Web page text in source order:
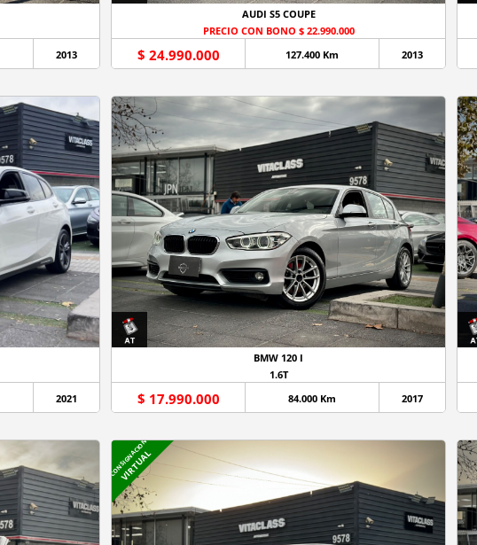
2013
AUDI S5 COUPE
PRECIO CON BONO $ 22.990.000
$ 24.990.000 127.400 Km 2013
2021
BMW 120 I
1.6T
$ 17.990.000 84.000 Km 2017
CONSIGNACION
VIRTUAL